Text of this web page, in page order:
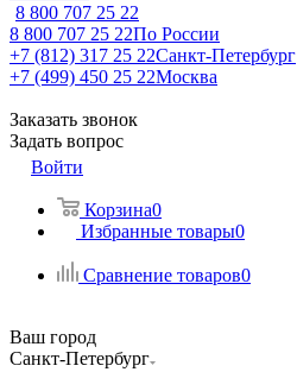
8 800 707 25 22
8 800 707 25 22По России
+7 (812) 317 25 22Санкт-Петербург
+7 (499) 450 25 22Москва
Заказать звонок
Задать вопрос
Войти
Корзина0
Избранные товары0
Сравнение товаров0
Ваш город
Санкт-Петербург